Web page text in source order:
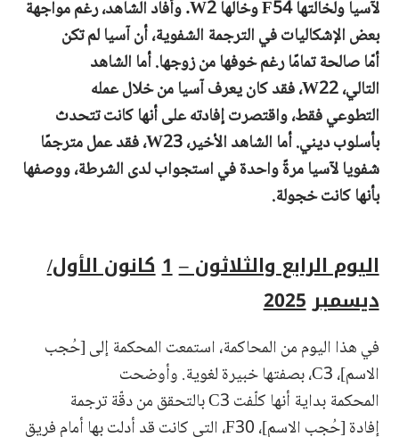
لآسياولخالتهاF54وخالهاW2. وأفاد الشاهد،رغممواجهة
بعض الإشكاليات في الترجمة الشفوية،أنآسيالم تكن
أمّاصالحة تمامًارغم خوفها من زوجها.أما الشاهد
التالي،W22، فقد كان يعرف آسيا من خلال
عمله
التطوعيفقط، واقتصرت إفادته على أنهاكانت تتحدث
بأسلوب ديني. أما الشاهد الأخير،W23، فقد
عمل مترجمًا
شفويالآسيامرةًواحدةفي استجواب لدىالشرطة،ووصفها
بأنهاكانت خجولة.
اليوم الرابع والثلاثون –1كانون الأول/
ديسمبر2025
في هذا اليوم من المحاكمة، استمعت المحكمة إلى [حُجب
الاسم]، C3، بصفتها خبيرة لغوية. وأوضحت
المحكمة بداية أنها كلّفت C3 بالتحقق من دقّة ترجمة
إفادة [حُجب الاسم]، F30، التي كانت قد أدلت بها أمام فريق